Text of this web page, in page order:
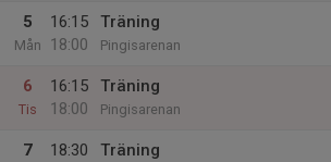
5
Mån
16:15
18:00
Träning
Pingisarenan
6
Tis
16:15
18:00
Träning
Pingisarenan
7
18:30
Träning